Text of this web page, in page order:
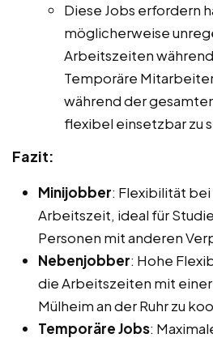
Diese Jobs erfordern
möglicherweise
Arbeitszeiten
Temporäre
während der
flexibel einsetzbar zu
Fazit:
Minijobber: Flexibilität
Arbeitszeit, ideal für
Personen mit anderen
Nebenjobber: Hohe
die Arbeitszeiten mit
Mülheim an der Ruhr zu
Temporäre Jobs: